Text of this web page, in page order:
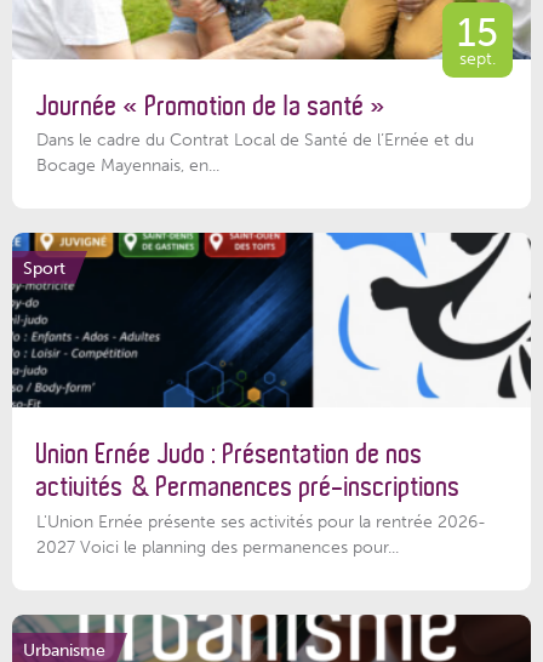
15
sept.
Journée « Promotion de la santé »
Dans le cadre du Contrat Local de Santé de l’Ernée et du
Bocage Mayennais, en...
Sport
Union Ernée Judo : Présentation de nos
activités & Permanences pré-inscriptions
L'Union Ernée présente ses activités pour la rentrée 2026-
2027 Voici le planning des permanences pour...
Urbanisme